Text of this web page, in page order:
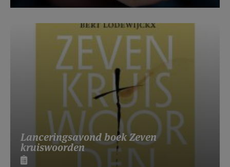
Lanceringsavond boek Zeven
kruiswoorden